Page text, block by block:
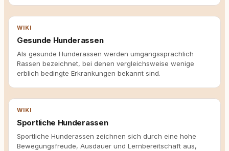
WIKI
Gesunde Hunderassen
Als gesunde Hunderassen werden umgangssprachlich
Rassen bezeichnet, bei denen vergleichsweise wenige
erblich bedingte Erkrankungen bekannt sind.
WIKI
Sportliche Hunderassen
Sportliche Hunderassen zeichnen sich durch eine hohe
Bewegungsfreude, Ausdauer und Lernbereitschaft aus,